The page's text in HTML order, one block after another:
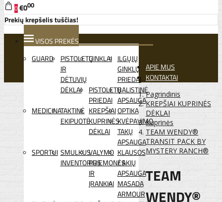
0€000
Prekių krepšelis tuščias!
VISOS PREKĖS
GUARD
PISTOLETŲ
IR
DĖTUVIŲ
DĖKLAI
GINKLAI ILGŲJŲ
GINKLŲ
PRIEDAI
PISTOLETŲ
PRIEDAI
BALISTINĖ
APSAUGA
MEDICINATAKTINĖ
EKIPUOTĖ
KREPŠIAI
KUPRINĖS
DĖKLAI
OPTIKA
KVĖPAVIMO
TAKŲ
APSAUGA
SPORTUI SMULKUS
INVENTORIUS
VALYMO
PRIEMONĖS
IR
ĮRANKIAI
KLAUSOS
/ AKIŲ
APSAUGA
MASADA
ARMOUR
APIE MUS
KONTAKTAI
Pagrindinis
KREPŠIAI KUPRINĖS
DĖKLAI
Kuprinės
TEAM WENDY®
TRANSIT PACK BY
MYSTERY RANCH®
TEAM
WENDY®